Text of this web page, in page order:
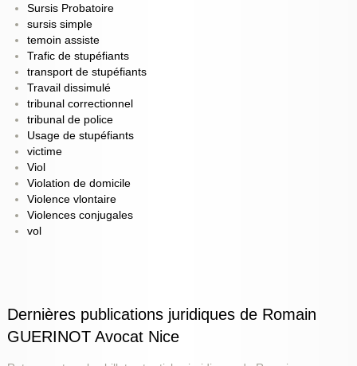
Sursis Probatoire
sursis simple
temoin assiste
Trafic de stupéfiants
transport de stupéfiants
Travail dissimulé
tribunal correctionnel
tribunal de police
Usage de stupéfiants
victime
Viol
Violation de domicile
Violence vlontaire
Violences conjugales
vol
Dernières publications juridiques de Romain
GUERINOT Avocat Nice